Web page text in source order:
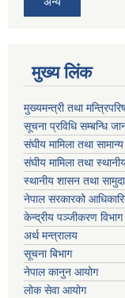
मुख्य लिंक
मुख्यमन्त्री तथा
सूचना प्रविधि सम्बन्धि
संघीय मामिला तथा
संघीय मामिला तथा
स्थानीय शासन तथा
नेपाल सरकारको
केन्द्रीय पञ्जीकरण विभाग
अर्थ मन्त्रालय
सूचना बिभाग
नेपाल कानुन आयोग
लोक सेवा आयोग